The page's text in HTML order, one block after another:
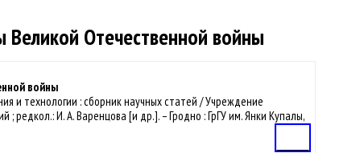
Отечественной войны
войны
и технологии : сборник научных статей / Учреждение
; редкол.: И. А. Варенцова [и др.]. – Гродно : ГрГУ им. Янки Купалы,